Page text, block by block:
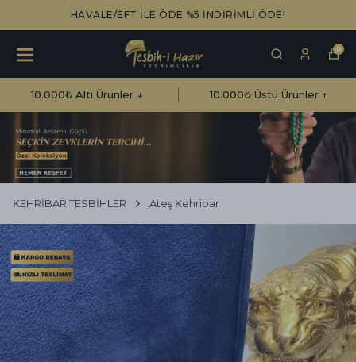
HAVALE/EFT İLE ÖDE %5 İNDİRİMLİ ÖDE!
0
10.000₺ Altı Ürünler ↓ 10.000₺ Üstü Ürünler ↑
KEHRİBAR TESBİHLER Ateş Kehribar